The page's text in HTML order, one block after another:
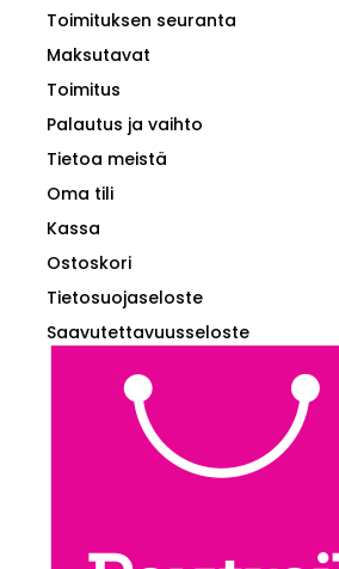
Toimituksen seuranta
Maksutavat
Toimitus
Palautus ja vaihto
Tietoa meistä
Oma tili
Kassa
Ostoskori
Tietosuojaseloste
Saavutettavuusseloste